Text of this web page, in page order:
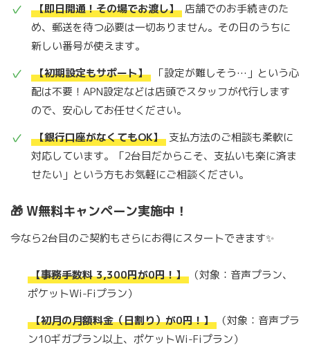
【即日開通！その場でお渡し】 店舗でのお手続きのた
め、郵送を待つ必要は一切ありません。その日のうちに
新しい番号が使えます。
【初期設定もサポート】
「設定が難しそう…」という心
配は不要！APN設定などは店頭でスタッフが代行します
ので、安心してお任せください。
【銀行口座がなくてもOK】 支払方法のご相談も柔軟に
対応しています。「2台目だからこそ、支払いも楽に済ま
せたい」という方もお気軽にご相談ください。
🎁 W無料キャンペーン実施中！
今なら2台目のご契約もさらにお得にスタートできます✨
【事務手数料 3,300円が0円！】
（対象：音声プラン、
ポケットWi-Fiプラン）
【初月の月額料金（日割り）が0円！】
（対象：音声プラ
ン10ギガプラン以上、ポケットWi-Fiプラン）